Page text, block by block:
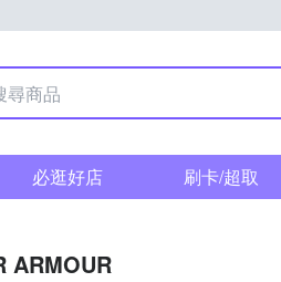
必逛好店 刷卡/超取
ARMOUR